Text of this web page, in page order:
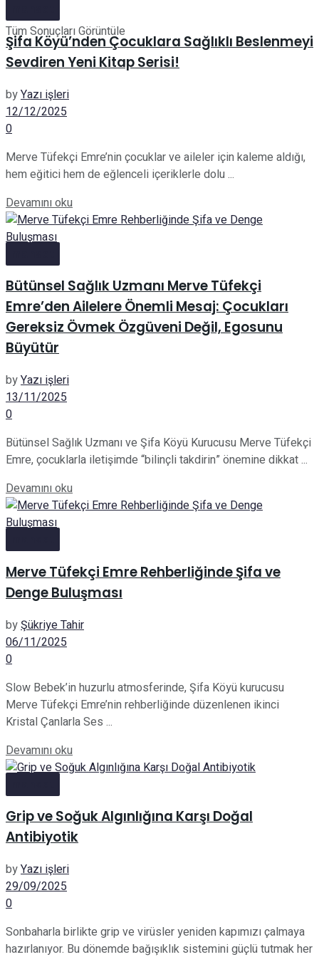
Tüm Sonuçları Görüntüle
Şifa Köyü’nden Çocuklara Sağlıklı Beslenmeyi
Sevdiren Yeni Kitap Serisi!
byYazı işleri
12/12/2025
0
Merve Tüfekçi Emre’nin çocuklar ve aileler için kaleme aldığı,
hem eğitici hem de eğlenceli içeriklerle dolu ...
Devamını okuDetails
Bütünsel Sağlık Uzmanı Merve Tüfekçi
Emre’den Ailelere Önemli Mesaj: Çocukları
Gereksiz Övmek Özgüveni Değil, Egosunu
Büyütür
byYazı işleri
13/11/2025
0
Bütünsel Sağlık Uzmanı ve Şifa Köyü Kurucusu Merve Tüfekçi
Emre, çocuklarla iletişimde “bilinçli takdirin” önemine dikkat ...
Devamını okuDetails
Merve Tüfekçi Emre Rehberliğinde Şifa ve
Denge Buluşması
byŞükriye Tahir
06/11/2025
0
Slow Bebek’in huzurlu atmosferinde, Şifa Köyü kurucusu
Merve Tüfekçi Emre’nin rehberliğinde düzenlenen ikinci
Kristal Çanlarla Ses ...
Devamını okuDetails
Grip ve Soğuk Algınlığına Karşı Doğal
Antibiyotik
byYazı işleri
29/09/2025
0
Sonbaharla birlikte grip ve virüsler yeniden kapımızı çalmaya
hazırlanıyor. Bu dönemde bağışıklık sistemini güçlü tutmak her